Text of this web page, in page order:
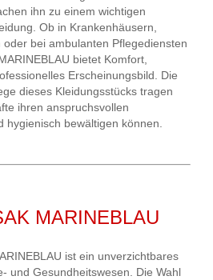
ihn zu einem wichtigen
Ob in Krankenhäusern,
bei ambulanten Pflegediensten
bietet Komfort,
Erscheinungsbild. Die
dieses Kleidungsstücks tragen
ihren anspruchsvollen
hygienisch bewältigen können.
MARINEBLAU
ist ein unverzichtbares
und Gesundheitswesen. Die Wahl